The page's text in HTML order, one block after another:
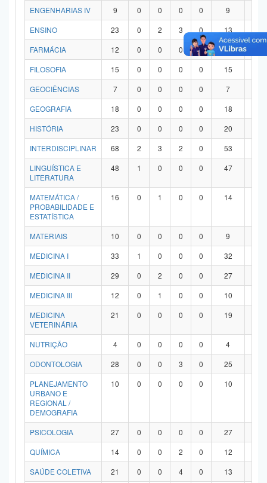
ENGENHARIAS IV
9 0 0 0 0 9
ENSINO
23 0 2 3 0 13
FARMÁCIA
12 0 0 0 0 12
FILOSOFIA
15 0 0 0 0 15
GEOCIÊNCIAS
7 0 0 0 0 7
GEOGRAFIA
18 0 0 0 0 18
HISTÓRIA
23 0 0 0 0 20
INTERDISCIPLINAR
68 2 3 2 0 53
LINGUÍSTICA E
LITERATURA
48 1 0 0 0 47
MATEMÁTICA /
PROBABILIDADE E
ESTATÍSTICA
16 0 1 0 0 14
MATERIAIS 10 0 0 0 0 9
MEDICINA I
33 1 0 0 0 32
MEDICINA II
29 0 2 0 0 27
MEDICINA III
12 0 1 0 0 10
MEDICINA
VETERINÁRIA
21 0 0 0 0 19
NUTRIÇÃO 4 0 0 0 0 4
ODONTOLOGIA
28 0 0 3 0 25
PLANEJAMENTO
URBANO E
REGIONAL /
DEMOGRAFIA
10 0 0 0 0 10
PSICOLOGIA 27 0 0 0 0 27
QUÍMICA
14 0 0 2 0 12
SAÚDE COLETIVA
21 0 0 4 0 13